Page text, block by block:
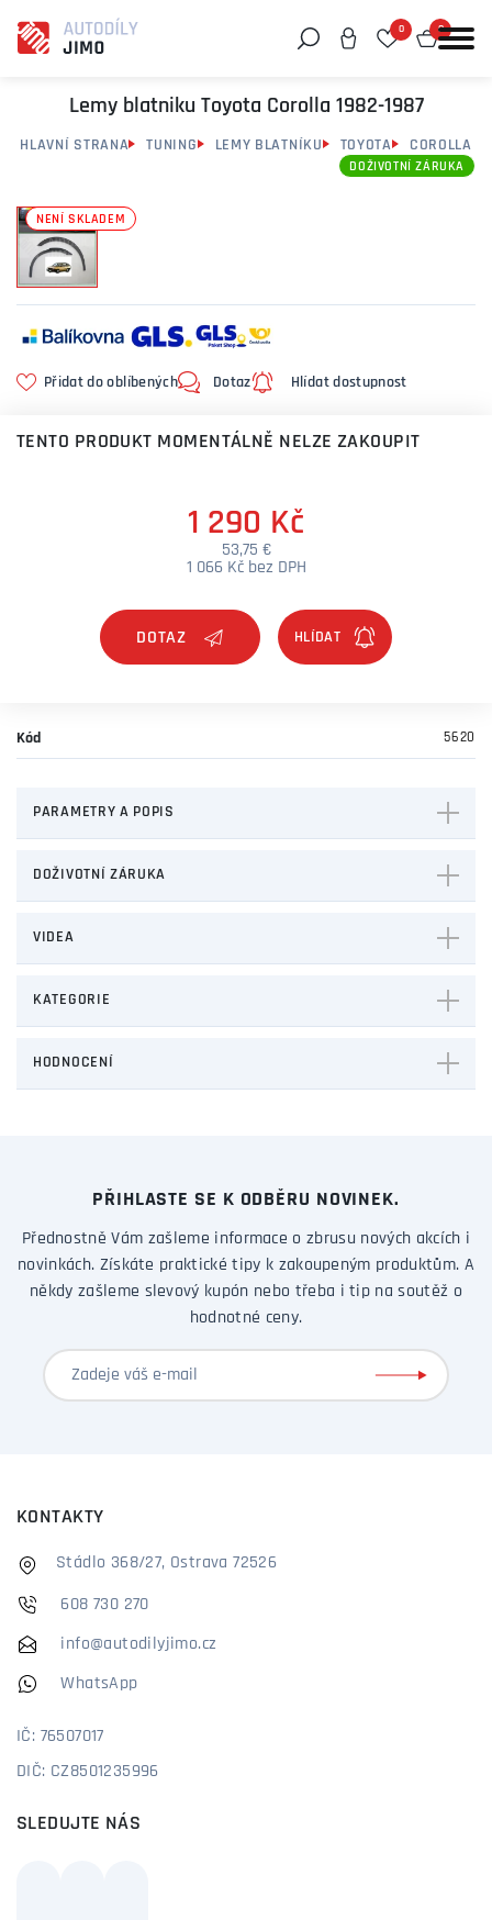
0 0
Lemy blatniku Toyota Corolla 1982-1987
HLAVNÍ STRANA TUNING LEMY BLATNÍKU TOYOTA COROLLA
NENÍ SKLADEM
DOŽIVOTNÍ ZÁRUKA
Přidat do oblíbených Dotaz Hlídat dostupnost
TENTO PRODUKT MOMENTÁLNĚ NELZE ZAKOUPIT
1 290 Kč
53,75 €
1 066 Kč bez DPH
DOTAZ
Kód 5620
PARAMETRY A POPIS
DOŽIVOTNÍ ZÁRUKA
VIDEA
KATEGORIE
HODNOCENÍ
PŘIHLASTE SE K ODBĚRU NOVINEK.
Přednostně Vám zašleme informace o zbrusu nových akcích i
novinkách. Získáte praktické tipy k zakoupeným produktům. A
někdy zašleme slevový kupón nebo třeba i tip na soutěž o
hodnotné ceny.
KONTAKTY
Stádlo 368/27, Ostrava 72526
608 730 270
info@autodilyjimo.cz
WhatsApp
IČ: 76507017
DIČ: CZ8501235996
SLEDUJTE NÁS
Můžeme vám pomoci něco najít?